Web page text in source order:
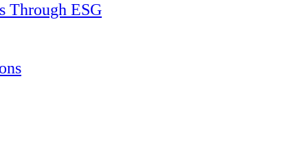
Through ESG